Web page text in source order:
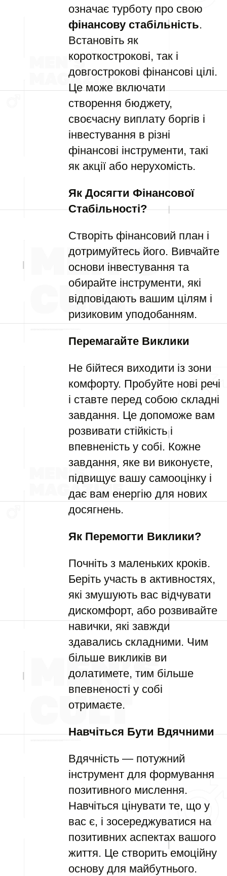
означає турботу про свою
фінансову стабільність.
Встановіть як
короткострокові, так і
довгострокові фінансові цілі.
Це може включати
створення бюджету,
своєчасну виплату боргів і
інвестування в різні
фінансові інструменти, такі
як акції або нерухомість.
Як Досягти Фінансової
Стабільності?
Створіть фінансовий план і
дотримуйтесь його. Вивчайте
основи інвестування та
обирайте інструменти, які
відповідають вашим цілям і
ризиковим уподобанням.
Перемагайте Виклики
Не бійтеся виходити із зони
комфорту. Пробуйте нові речі
і ставте перед собою складні
завдання. Це допоможе вам
розвивати стійкість і
впевненість у собі. Кожне
завдання, яке ви виконуєте,
підвищує вашу самооцінку і
дає вам енергію для нових
досягнень.
Як Перемогти Виклики?
Почніть з маленьких кроків.
Беріть участь в активностях,
які змушують вас відчувати
дискомфорт, або розвивайте
навички, які завжди
здавались складними. Чим
більше викликів ви
долатимете, тим більше
впевненості у собі
отримаєте.
Навчіться Бути Вдячними
Вдячність — потужний
інструмент для формування
позитивного мислення.
Навчіться цінувати те, що у
вас є, і зосереджуватися на
позитивних аспектах вашого
життя. Це створить емоційну
основу для майбутнього.